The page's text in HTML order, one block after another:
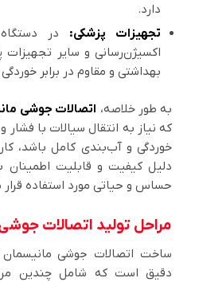
دارد.
تجهیزات پزشکی: در
اکسیژن‌رسانی و سایر تجهیزات
بهداشتی و مقاوم در برابر
به طور خلاصه، اتصالات جوشی
که نیاز به انتقال سیالات با فشار
خوردگی و آب‌بندی کامل باشد،
دلیل کیفیت و قابلیت اطمینان
حساس و حیاتی مورد استفاده قرار
مراحل تولید اتصالات
ساخت اتصالات جوشی مانیسمان
دقیق است که شامل چندین